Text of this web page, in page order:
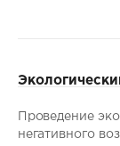
Проведение
негативного